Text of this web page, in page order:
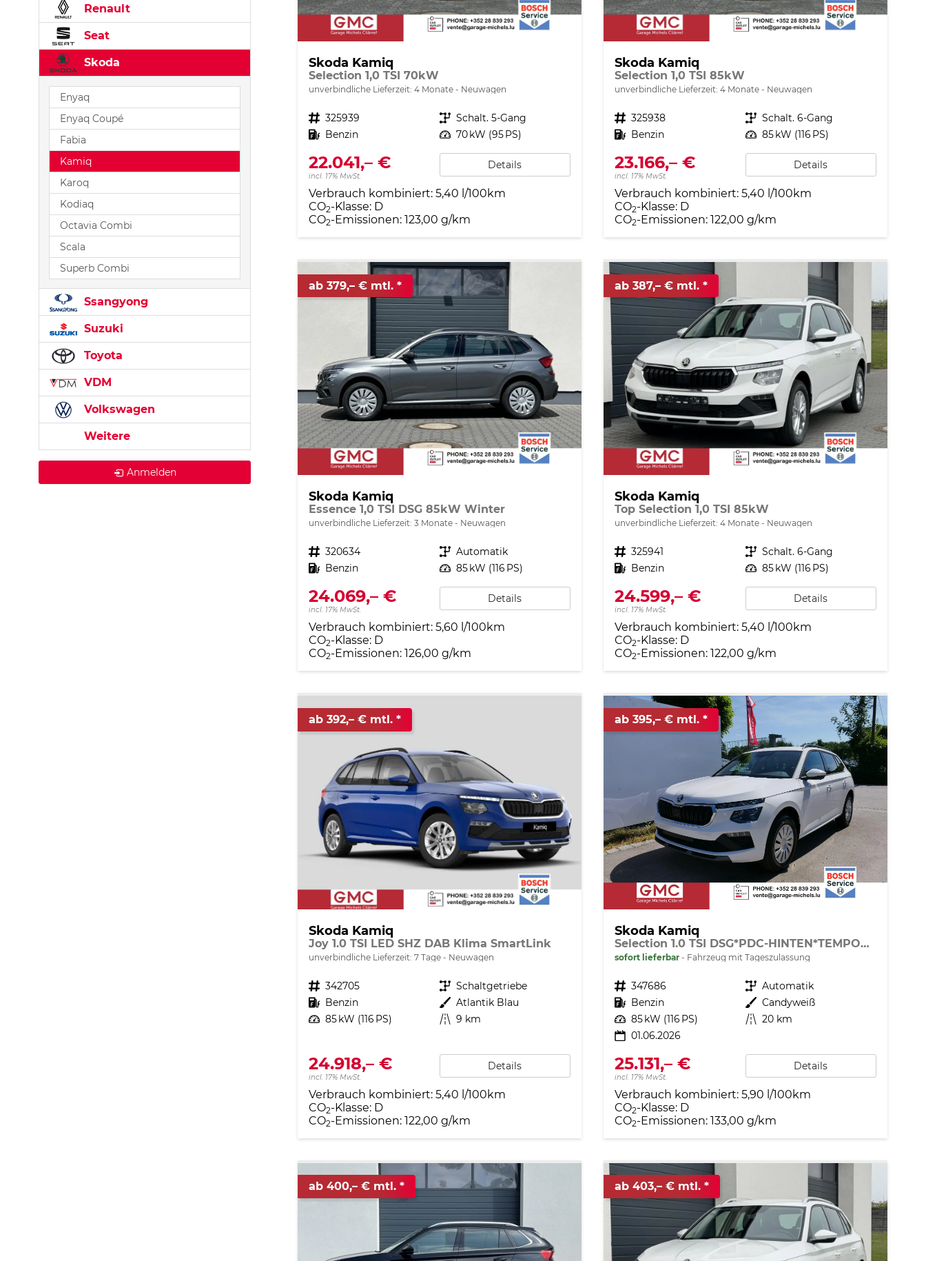
Skoda Kamiq
Selection 1,0 TSI 70kW
unverbindliche Lieferzeit: 4 Monate Neuwagen
Fahrzeugnr. 325939 Getriebe Schalt. 5-Gang
Kraftstoff Benzin Leistung 70 kW (95 PS)
22.041,– €
incl. 17% MwSt.
Details
Verbrauch kombiniert: 5,40 l/100km
CO2-Klasse: D
CO2-Emissionen: 123,00 g/km
Skoda Kamiq
Selection 1,0 TSI 85kW
unverbindliche Lieferzeit: 4 Monate Neuwagen
Fahrzeugnr. 325938 Getriebe Schalt. 6-Gang
Kraftstoff Benzin Leistung 85 kW (116 PS)
23.166,– €
incl. 17% MwSt.
Details
Verbrauch kombiniert: 5,40 l/100km
CO2-Klasse: D
CO2-Emissionen: 122,00 g/km
ab 379,– € mtl.
Skoda Kamiq
Essence 1,0 TSI DSG 85kW Winter
unverbindliche Lieferzeit: 3 Monate Neuwagen
Fahrzeugnr. 320634 Getriebe Automatik
Kraftstoff Benzin Leistung 85 kW (116 PS)
24.069,– €
incl. 17% MwSt.
Details
Verbrauch kombiniert: 5,60 l/100km
CO2-Klasse: D
CO2-Emissionen: 126,00 g/km
ab 387,– € mtl.
Skoda Kamiq
Top Selection 1,0 TSI 85kW
unverbindliche Lieferzeit: 4 Monate Neuwagen
Fahrzeugnr. 325941 Getriebe Schalt. 6-Gang
Kraftstoff Benzin Leistung 85 kW (116 PS)
24.599,– €
incl. 17% MwSt.
Details
Verbrauch kombiniert: 5,40 l/100km
CO2-Klasse: D
CO2-Emissionen: 122,00 g/km
ab 392,– € mtl.
Skoda Kamiq
Joy 1.0 TSI LED SHZ DAB Klima SmartLink
unverbindliche Lieferzeit: 7 Tage Neuwagen
Fahrzeugnr. 342705 Getriebe Schaltgetriebe
Kraftstoff Benzin Außenfarbe Atlantik Blau
Leistung 85 kW (116 PS) Kilometerstand 9 km
24.918,– €
incl. 17% MwSt.
Details
Verbrauch kombiniert: 5,40 l/100km
CO2-Klasse: D
CO2-Emissionen: 122,00 g/km
ab 395,– € mtl.
Skoda Kamiq
Selection 1.0 TSI DSG*PDC-HINTEN*TEMPOMAT*SMARTLINK*SHZ*LED*KLIMAAUTOMATIK*
sofort lieferbar Fahrzeug mit Tageszulassung
Fahrzeugnr. 347686 Getriebe Automatik
Kraftstoff Benzin Außenfarbe Candyweiß
Leistung 85 kW (116 PS) Kilometerstand 20 km
01.06.2026
25.131,– €
incl. 17% MwSt.
Details
Verbrauch kombiniert: 5,90 l/100km
CO2-Klasse: D
CO2-Emissionen: 133,00 g/km
ab 400,– € mtl. ab 403,– € mtl.
Renault
Seat
Skoda
Enyaq
Enyaq Coupé
Fabia
Kamiq
Karoq
Kodiaq
Octavia Combi
Scala
Superb Combi
Ssangyong
Suzuki
Toyota
VDM
Volkswagen
Weitere
Anmelden